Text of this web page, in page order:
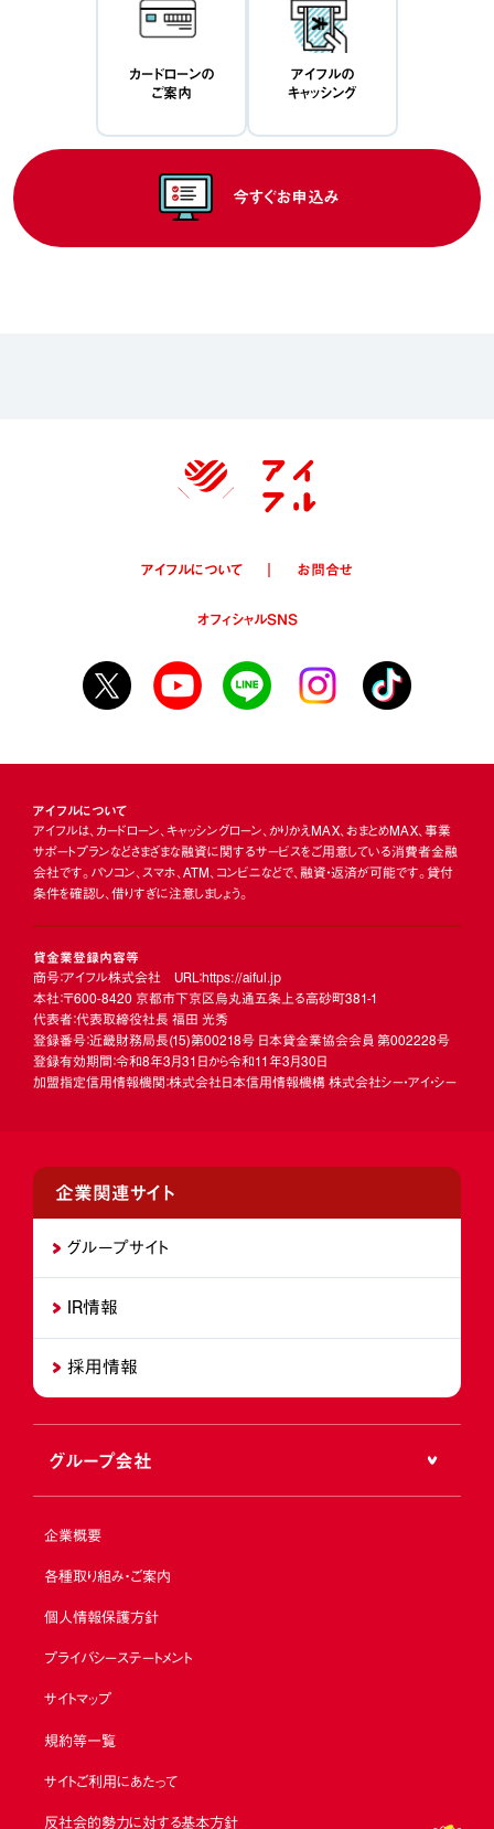
カードローンの
ご案内
アイフルの
キャッシング
今すぐお申込み
アイフルについて お問合せ
オフィシャルSNS
アイフルについて
アイフルは、カードローン、キャッシングローン、かりかえMAX、おまとめMAX、事業
サポートプランなどさまざまな融資に関するサービスをご用意している消費者金融
会社です。パソコン、スマホ、ATM、コンビニなどで、融資・返済が可能です。貸付
条件を確認し、借りすぎに注意しましょう。
貸金業登録内容等
商号：アイフル株式会社 URL：https://aiful.jp
本社：〒600-8420 京都市下京区烏丸通五条上る高砂町381-1
代表者：代表取締役社長 福田 光秀
登録番号：近畿財務局長(15)第00218号 日本貸金業協会会員 第002228号
登録有効期間：令和8年3月31日から令和11年3月30日
加盟指定信用情報機関：株式会社日本信用情報機構 株式会社シー・アイ・シー
企業関連サイト
グループサイト
IR情報
採用情報
グループ会社
企業概要
各種取り組み・ご案内
個人情報保護方針
プライバシーステートメント
サイトマップ
規約等一覧
サイトご利用にあたって
反社会的勢力に対する基本方針